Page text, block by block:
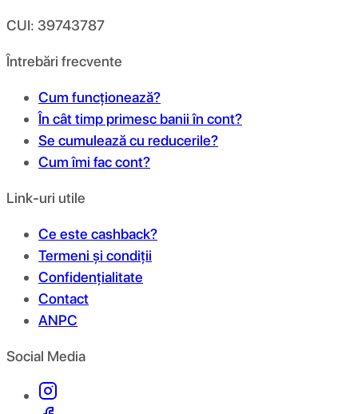
CUI: 39743787
Întrebări frecvente
Cum funcționează?
În cât timp primesc banii în cont?
Se cumulează cu reducerile?
Cum îmi fac cont?
Link-uri utile
Ce este cashback?
Termeni și condiții
Confidențialitate
Contact
ANPC
Social Media